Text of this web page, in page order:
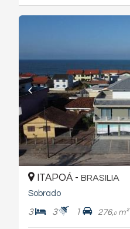
ITAPOÁ - BRASILIA
Sobrado
3 3 1 276,0m²